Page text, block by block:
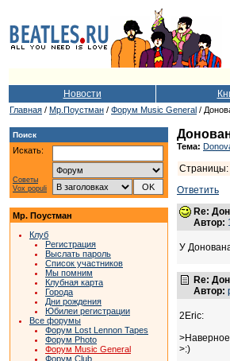
Новости
Главная / Мр.Поустман / Форум Music General /
Поиск
Искать:
Советы
Vox populi
Мр. Поустман
Клуб
Регистрация
Выслать пароль
Список участников
Мы помним
Клубная карта
Города
Дни рождения
Юбилеи регистрации
Все форумы
Форум Lost Lennon Tapes
Форум Photo
Форум Music General
Форум Club
Тема:
Страницы:
Ответить
Re:
Автор:
У
Re:
Автор:
2Eric:
>:)